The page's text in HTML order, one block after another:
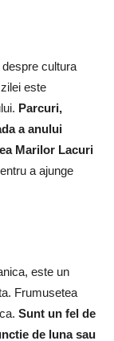
cultura
este
Parcuri,
a anului
Marilor Lacuri
a ajunge
este un
Frumusetea
Sunt un fel de
de luna sau